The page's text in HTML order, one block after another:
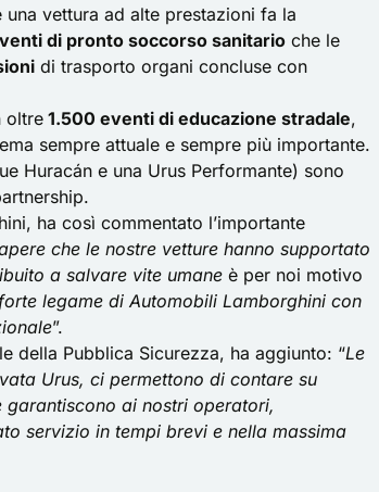
vettura ad alte prestazioni fa la
di pronto soccorso sanitario che le
di trasporto organi concluse con
oltre 1.500 eventi di educazione stradale,
sempre attuale e sempre più importante.
Huracán e una Urus Performante) sono
ha così commentato l’importante
che le nostre vetture hanno supportato
a salvare vite umane è per noi motivo
legame di Automobili Lamborghini con
”.
della Pubblica Sicurezza, ha aggiunto: “Le
Urus, ci permettono di contare su
ai nostri operatori,
servizio in tempi brevi e nella massima